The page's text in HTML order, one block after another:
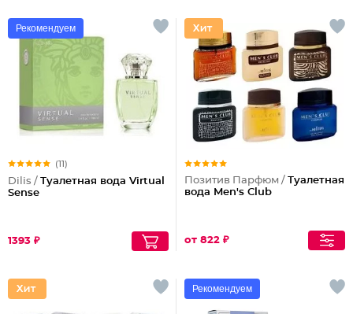
Рекомендуем
(11)
Dilis / Туалетная вода Virtual
Sense
1393 ₽
Позитив Парфюм / Туалетная
вода Men's Club
от 822 ₽
Рекомендуем